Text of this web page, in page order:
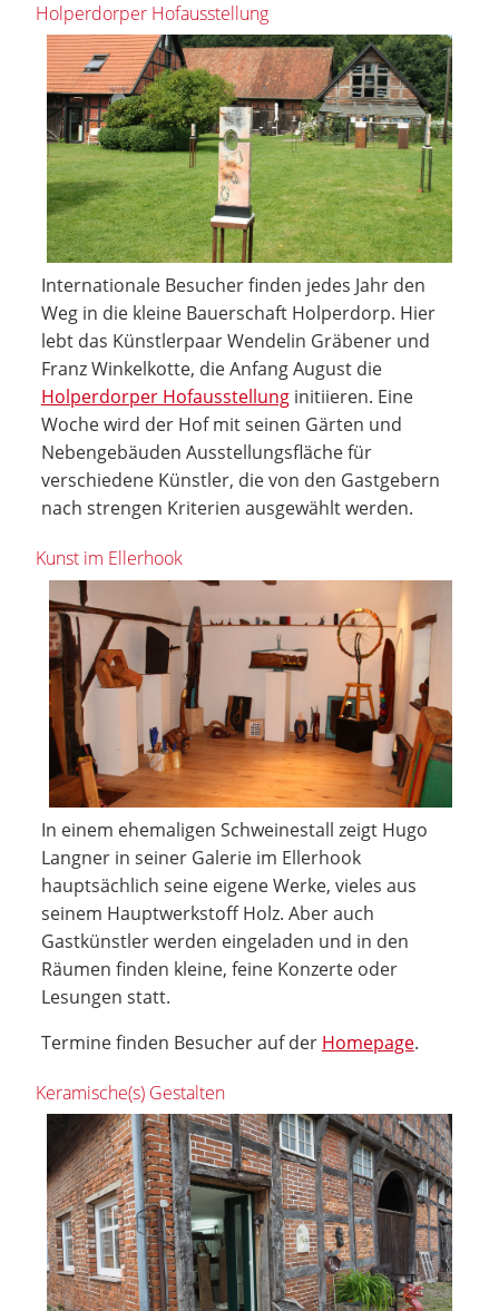
Holperdorper Hofausstellung
Internationale Besucher finden jedes Jahr den
Weg in die kleine Bauerschaft Holperdorp. Hier
lebt das Künstlerpaar Wendelin Gräbener und
Franz Winkelkotte, die Anfang August die
Holperdorper Hofausstellunginitiieren. Eine
Woche wird der Hof mit seinen Gärten und
Nebengebäuden Ausstellungsfläche für
verschiedene Künstler, die von den Gastgebern
nach strengen Kriterien ausgewählt werden.
Kunst im Ellerhook
In einem ehemaligen Schweinestall zeigt Hugo
Langner in seiner Galerie im Ellerhook
hauptsächlich seine eigene Werke, vieles aus
seinem Hauptwerkstoff Holz. Aber auch
Gastkünstler werden eingeladen und in den
Räumen finden kleine, feine Konzerte oder
Lesungen statt.
Termine finden Besucher auf der Homepage.
Keramische(s) Gestalten